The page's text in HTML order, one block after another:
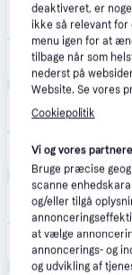
39 kr.
Hitster - Dansk
39 kr.
HITSTER
Føtex
39 kr.
HITSTER (På
deaktiveret, er
ikke så relevant for
menu igen for at
tilbage når som
nederst på
Website. Se vores
Cookiepolitik
Vi og vores
Bruge præcise
scanne
og/eller tilgå
at vælge
annoncerings- og
og udvikling af